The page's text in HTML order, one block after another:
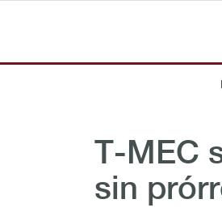
T-MEC
sin